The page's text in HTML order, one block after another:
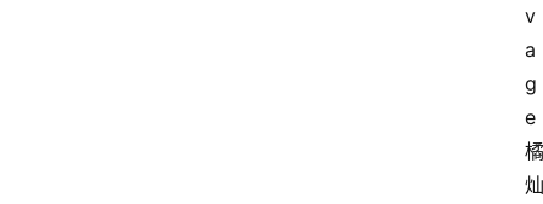
v
a
g
e
橘
灿